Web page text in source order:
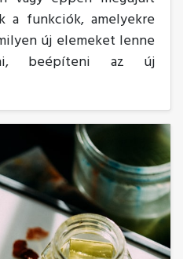
a funkciók, amelyekre
új elemeket lenne
beépíteni az új